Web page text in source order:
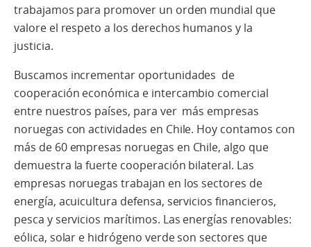
trabajamos para promover un orden mundial que
valore el respeto a los derechos humanos y la
justicia.
Buscamos incrementar oportunidades de
cooperación económica e intercambio comercial
entre nuestros países, para ver más empresas
noruegas con actividades en Chile. Hoy contamos con
más de 60 empresas noruegas en Chile, algo que
demuestra la fuerte cooperación bilateral. Las
empresas noruegas trabajan en los sectores de
energía, acuicultura defensa, servicios financieros,
pesca y servicios marítimos. Las energías renovables:
eólica, solar e hidrógeno verde son sectores que